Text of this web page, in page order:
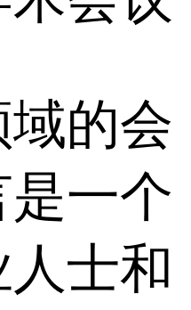
的会
一个
士和